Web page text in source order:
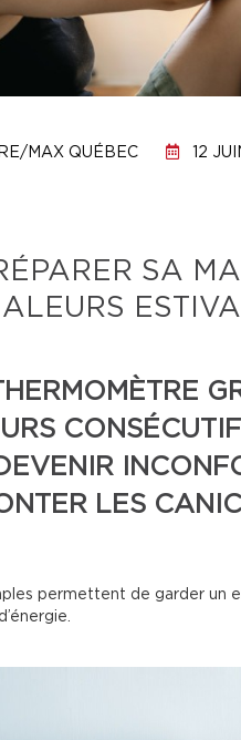
RE/MAX QUÉBEC 12
SA
LES
permettent de garder un